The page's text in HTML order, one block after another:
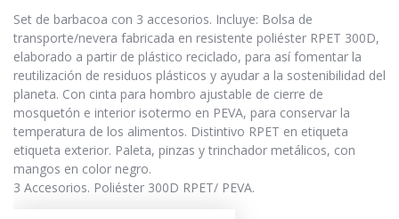
Set de barbacoa con 3 accesorios. Incluye: Bolsa de
transporte/nevera fabricada en resistente poliéster RPET 300D,
elaborado a partir de plástico reciclado, para así fomentar la
reutilización de residuos plásticos y ayudar a la sostenibilidad del
planeta. Con cinta para hombro ajustable de cierre de
mosquetón e interior isotermo en PEVA, para conservar la
temperatura de los alimentos. Distintivo RPET en etiqueta
etiqueta exterior. Paleta, pinzas y trinchador metálicos, con
mangos en color negro.
3 Accesorios. Poliéster 300D RPET/ PEVA.